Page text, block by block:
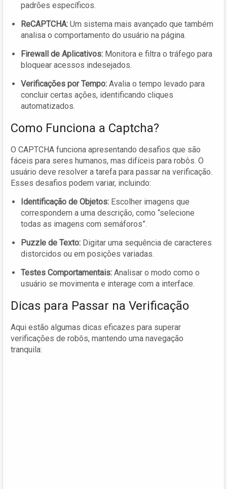
padrões específicos.
ReCAPTCHA: Um sistema mais avançado que também
analisa o comportamento do usuário na página.
Firewall de Aplicativos: Monitora e filtra o tráfego para
bloquear acessos indesejados.
Verificações por Tempo: Avalia o tempo levado para
concluir certas ações, identificando cliques
automatizados.
Como Funciona a Captcha?
O CAPTCHA funciona apresentando desafios que são
fáceis para seres humanos, mas difíceis para robôs. O
usuário deve resolver a tarefa para passar na verificação.
Esses desafios podem variar, incluindo:
Identificação de Objetos: Escolher imagens que
correspondem a uma descrição, como “selecione
todas as imagens com semáforos”.
Puzzle de Texto: Digitar uma sequência de caracteres
distorcidos ou em posições variadas.
Testes Comportamentais: Analisar o modo como o
usuário se movimenta e interage com a interface.
Dicas para Passar na Verificação
Aqui estão algumas dicas eficazes para superar
verificações de robôs, mantendo uma navegação
tranquila: